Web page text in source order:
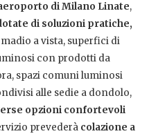
di Milano Linate,
di soluzioni pratiche,
a vista, superfici di
con prodotti da
spazi comuni luminosi
alle sedie a dondolo,
opzioni confortevoli
prevederà colazione a